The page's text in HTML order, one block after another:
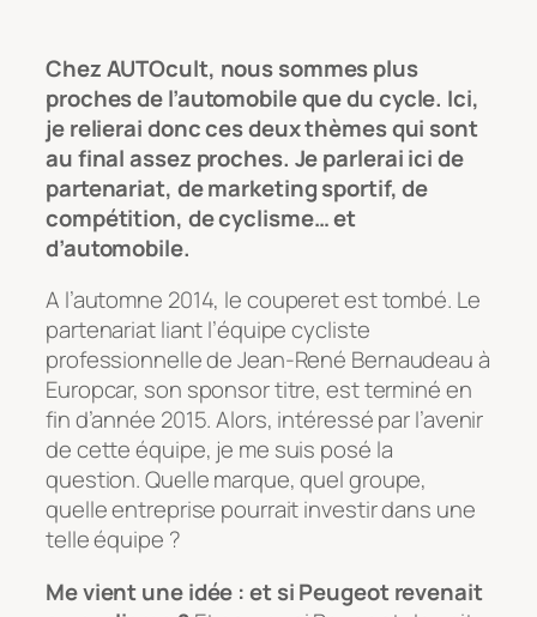
Chez AUTOcult, nous sommes plus
proches de l’automobile que du cycle. Ici,
je relierai donc ces deux thèmes qui sont
au final assez proches. Je parlerai ici de
partenariat, de marketing sportif, de
compétition, de cyclisme… et
d’automobile.
A l’automne 2014, le couperet est tombé. Le
partenariat liant l’équipe cycliste
professionnelle de Jean-René Bernaudeau à
Europcar, son sponsor titre, est terminé en
fin d’année 2015. Alors, intéressé par l’avenir
de cette équipe, je me suis posé la
question. Quelle marque, quel groupe,
quelle entreprise pourrait investir dans une
telle équipe ?
Me vient une idée : et si Peugeot revenait